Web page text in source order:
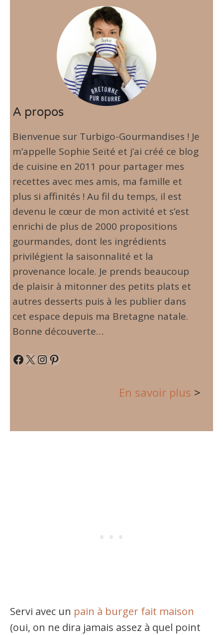
A propos
Bienvenue sur Turbigo-Gourmandises ! Je
m’appelle Sophie Seïté et j’ai créé ce blog
de cuisine en 2011 pour partager mes
recettes avec mes amis, ma famille et
plus si affinités ! Au fil du temps, il est
devenu le cœur de mon activité et s’est
enrichi de plus de 2000 propositions
gourmandes, dont les ingrédients
privilégient la saisonnalité et la
provenance locale. Je prends beaucoup
de plaisir à mitonner des petits plats et
autres desserts puis à les publier dans
cet espace depuis ma Bretagne natale.
Bonne découverte…
Facebook X InstagramPinterest
En savoir plus >
Servi avec un pain à burger fait maison
(oui, on ne dira jamais assez à quel point